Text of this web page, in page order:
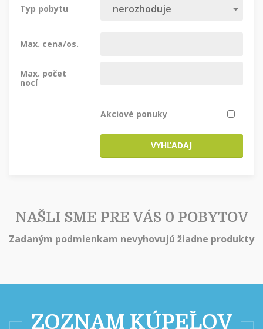
Typ pobytu
Max. cena/os.
Max. počet
nocí
Akciové ponuky
VYHĽADAJ
NAŠLI SME PRE VÁS 0 POBYTOV
Zadaným podmienkam nevyhovujú žiadne produkty
ZOZNAM KÚPEĽOV